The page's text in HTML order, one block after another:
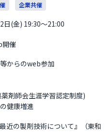
企業共催
日(金) 19:30～21:00
等からのweb参加
剤師会生涯学習認定制度)
健康増進
近の製剤技術について』（東和